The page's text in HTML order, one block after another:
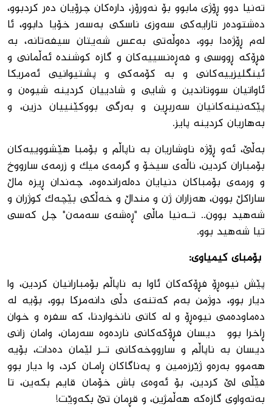
ته‌نیا دوو ڕۆژى مابوو بۆ نه‌ورۆز، داره‌كان چرۆیان ده‌ر كردبوو،
دەشتوده‌ر تارایه‌كى سه‌وزى ناسكى به‌سه‌ر خۆیا دابوو، ئا
له‌م ڕۆژه‌دا بوو، ده‌وڵه‌تى به‌عس شه‌یتان سیفه‌تانه‌، به
‌فڕۆكه‌ ڕووسى و فه‌ڕه‌نسییه‌كان و گازه‌ كوشنده‌ ئه‌ڵمانى و
ئینگلیزییه‌كانى و به‌ كۆمه‌كى و پشتیوانیی ئه‌مریكا
ئاواتیان سووتاندین و شایى و شادییان كردینه‌ شیوه‌ن و
پێكه‌نینه‌كانیان سه‌ربڕین و به‌رگى بووكێنییان دزین، و
به‌هاریان كردینه‌ پایز.
به‌ڵێ، ئه‌و ڕۆژه‌ ناوشاریان به‌ ناپاڵم و بۆمبا هێشووییه‌كان
بۆمباران كردین، ناڵه‌ى سیخۆ و گرمه‌ى میك و زرمه‌ى سارووخ
و ورمه‌ى بۆمباكان دنیایان ده‌له‌رانده‌وه‌، چه‌ندان ڕیزه‌ ماڵ
ساراكڵ بوون، هه‌زاران ژن و منداڵ و خه‌ڵكى بێچه‌ك كوژران و
شه‌هید بوون.. تــه‌نیا ماڵى "ڕه‌شه‌ى سه‌مه‌ن" چل كه‌سى
تیا شه‌هید بوو.
بۆمباى كیمیاوى:
پێش نیوه‌ڕۆ فڕۆكه‌كان ئاوا به‌ ناپاڵم بۆمبارانیان كردین، وا
دیار بوو، دوژمن به‌م كه‌تنه‌ى دڵى دانه‌مركا بوو، بۆیه‌ له‌
ده‌ماوده‌مى نیوه‌ڕۆ و لە كاتى نانخواردنا، كه‌ سفره‌ و خوان
ڕاخرا بوو دیسان فڕۆكه‌كانى نارده‌وه‌ سه‌رمان، وامان زانى
دیسان به‌ ناپاڵم و سارووخه‌كانى تــر لێمان ده‌دات، بۆیه‌
هه‌موو به‌ره‌و ژێرزه‌مین و په‌ناگاكان ڕامـان كرد، وا دیار بوو
فێڵى لێ كردین، بۆ ئه‌وه‌ى باش خۆمان قایم بكه‌ین، تا
به‌ته‌واوى گازه‌كه‌ هه‌ڵمژین، و قڕمان تێ بكه‌وێت!